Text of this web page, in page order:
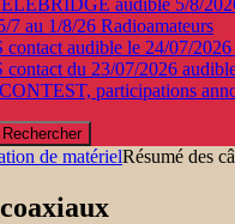
audible 5/8/
7 au 1/8/26 Radioamateurs
contact audible le 24/07/2026
contact du 23/07/2026
participations
de matérielRésumé des